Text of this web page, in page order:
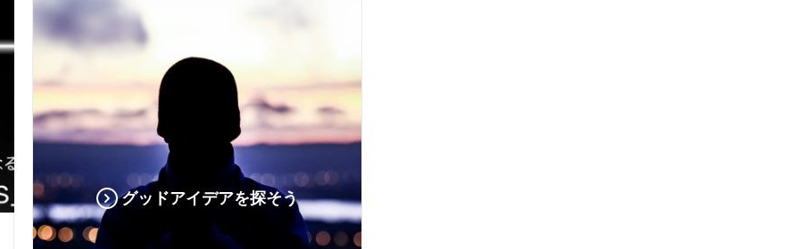
グッドアイデアを探そう